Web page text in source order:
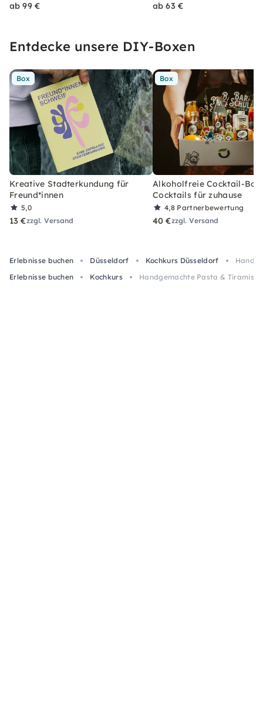
ab 99 € ab 63 €
Entdecke unsere DIY-Boxen
Box
Kreative Stadterkundung für
Freund*innen
5,0
13 €zzgl. Versand
Box
Alkoholfreie Cocktail-Box
Cocktails für zuhause
4,8 Partnerbewertung
40 €zzgl. Versand
Erlebnisse buchen Düsseldorf Kochkurs Düsseldorf
Erlebnisse buchen
Kochkurs Handgemachte Pasta & Tiramisu